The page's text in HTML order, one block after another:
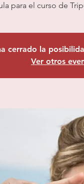
para el curso de
cerrado la
Ver otros